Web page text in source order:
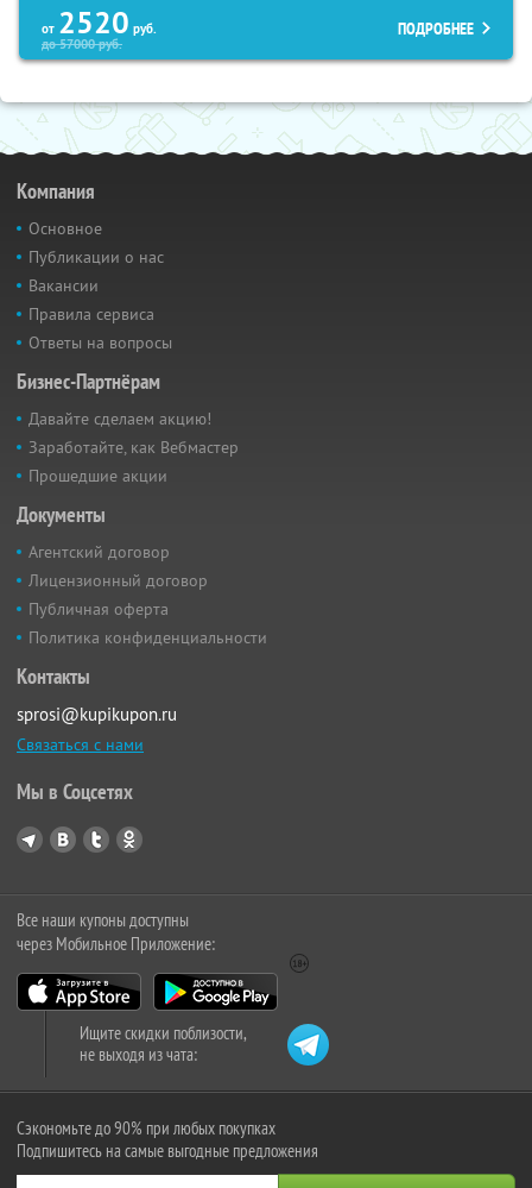
от 2520 руб.
до57000руб.
ПОДРОБНЕЕ
Компания
Основное
Публикации о нас
Вакансии
Правила сервиса
Ответы на вопросы
Бизнес-Партнёрам
Давайте сделаем акцию!
Заработайте, как Вебмастер
Прошедшие акции
Документы
Агентский договор
Лицензионный договор
Публичная оферта
Политика конфиденциальности
Контакты
sprosi@kupikupon.ru
Связаться с нами
Мы в Соцсетях
Все наши купоны доступны
через Мобильное Приложение:
Ищите скидки поблизости,
не выходя из чата:
Сэкономьте до 90% при любых покупках
Подпишитесь на самые выгодные предложения